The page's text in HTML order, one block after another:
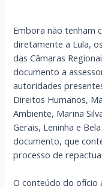
Embora não tenham
diretamente a Lula,
das Câmaras
documento a
autoridades
Direitos Humanos,
Ambiente, Marina
Gerais, Leninha e
documento, que
processo de
O conteúdo do ofício